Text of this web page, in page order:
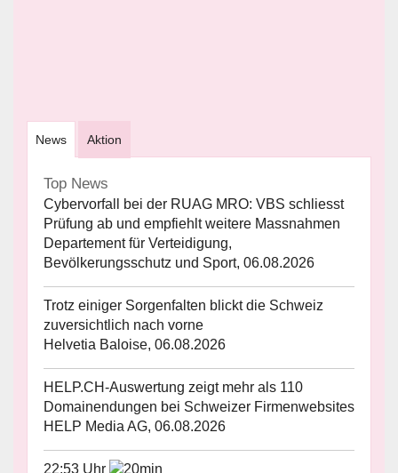
News Aktion
Top News
Cybervorfall bei der RUAG MRO: VBS schliesst
Prüfung ab und empfiehlt weitere Massnahmen
Departement für Verteidigung,
Bevölkerungsschutz und Sport, 06.08.2026
Trotz einiger Sorgenfalten blickt die Schweiz
zuversichtlich nach vorne
Helvetia Baloise, 06.08.2026
HELP.CH-Auswertung zeigt mehr als 110
Domainendungen bei Schweizer Firmenwebsites
HELP Media AG, 06.08.2026
22:53 Uhr